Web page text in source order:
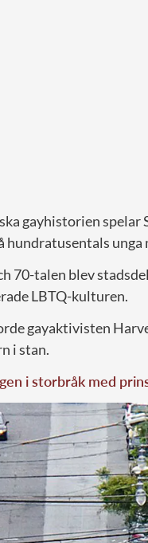
gayhistorien
hundratusentals
70-talen blev
LBTQ-kulturen.
gayaktivisten
i stan.
i storbråk med